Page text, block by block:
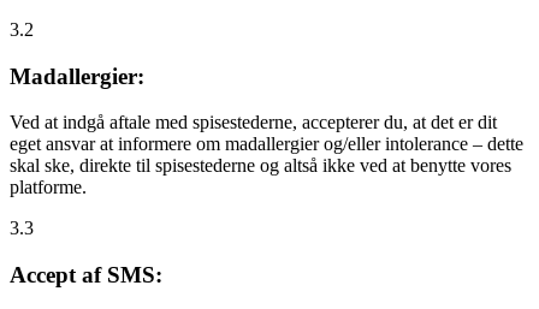
3.2
Madallergier:
Ved at indgå aftale med spisestederne, accepterer du, at det er dit
eget ansvar at informere om madallergier og/eller intolerance – dette
skal ske, direkte til spisestederne og altså ikke ved at benytte vores
platforme.
3.3
Accept af SMS: